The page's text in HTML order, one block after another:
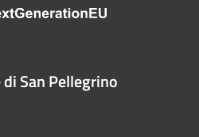
San Pellegrino